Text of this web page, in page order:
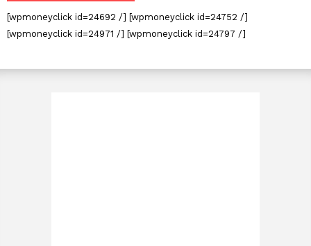
[wpmoneyclick id=24692 /] [wpmoneyclick id=24752 /]
[wpmoneyclick id=24971 /] [wpmoneyclick id=24797 /]